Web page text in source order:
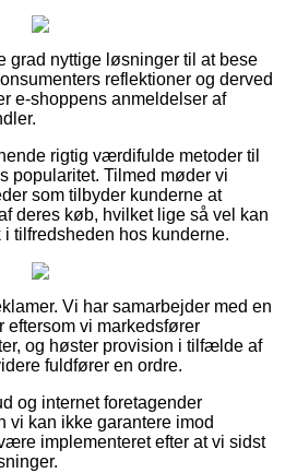
grad nyttige løsninger til at bese
reflektioner og derved
e-shoppens anmeldelser af
rigtig værdifulde metoder til
popularitet. Tilmed møder vi
som tilbyder kunderne at
deres køb, hvilket lige så vel kan
tilfredsheden hos kunderne.
Vi har samarbejder med en
eftersom vi markedsfører
og høster provision i tilfælde af
fuldfører en ordre.
og internet foretagender
vi kan ikke garantere imod
implementeret efter at vi sidst